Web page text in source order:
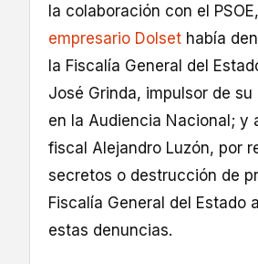
la colaboración con el
empresario Dolset había
la Fiscalía General del
José Grinda, impulsor de
en la Audiencia Nacional; y
fiscal Alejandro Luzón, por
secretos o destrucción de
Fiscalía General del Estado
estas denuncias.